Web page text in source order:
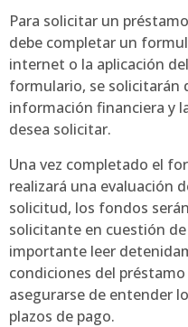
Para solicitar un
debe completar un
internet o la aplicación
formulario, se solicitarán
información financiera y
desea solicitar.
Una vez completado el
realizará una evaluación
solicitud, los fondos
solicitante en cuestión
importante leer
condiciones del
asegurarse de entender
plazos de pago.